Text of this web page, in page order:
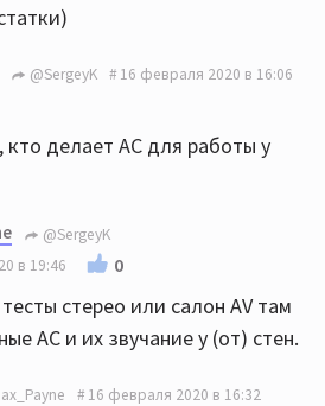
@SergeyK 16 февраля 2020 в 16:06
кто делает АС для работы у
@SergeyK
в 19:46
0
стерео или салон AV там
АС и их звучание у (от) стен.
16 февраля 2020 в 16:32